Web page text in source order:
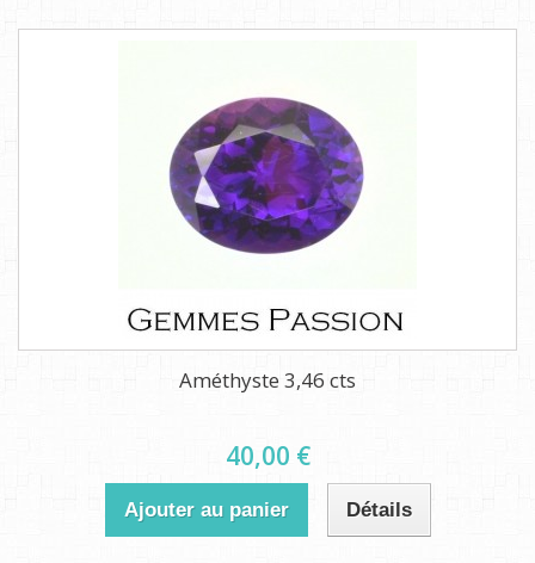
Améthyste 3,46 cts
40,00 €
Ajouter au panier Détails